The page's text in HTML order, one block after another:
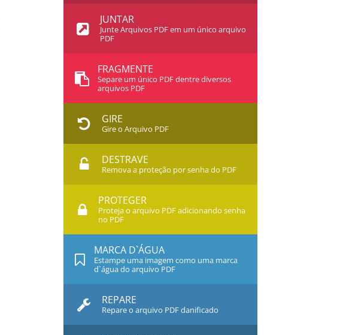
JUNTAR
Junte Arquivos PDF em um único arquivo
PDF
FRAGMENTE
Separe um único PDF dentre diversos
arquivos PDF
GIRE
Gire o Arquivo PDF
DESTRAVE
Remova a proteção por senha do PDF
PROTEGER
Proteja o arquivo PDF adicionando senha
no PDF
MARCA D`ÁGUA
Estampe uma imagem como uma marca
d`água do arquivo PDF
REPARE
Repare o arquivo PDF danificado